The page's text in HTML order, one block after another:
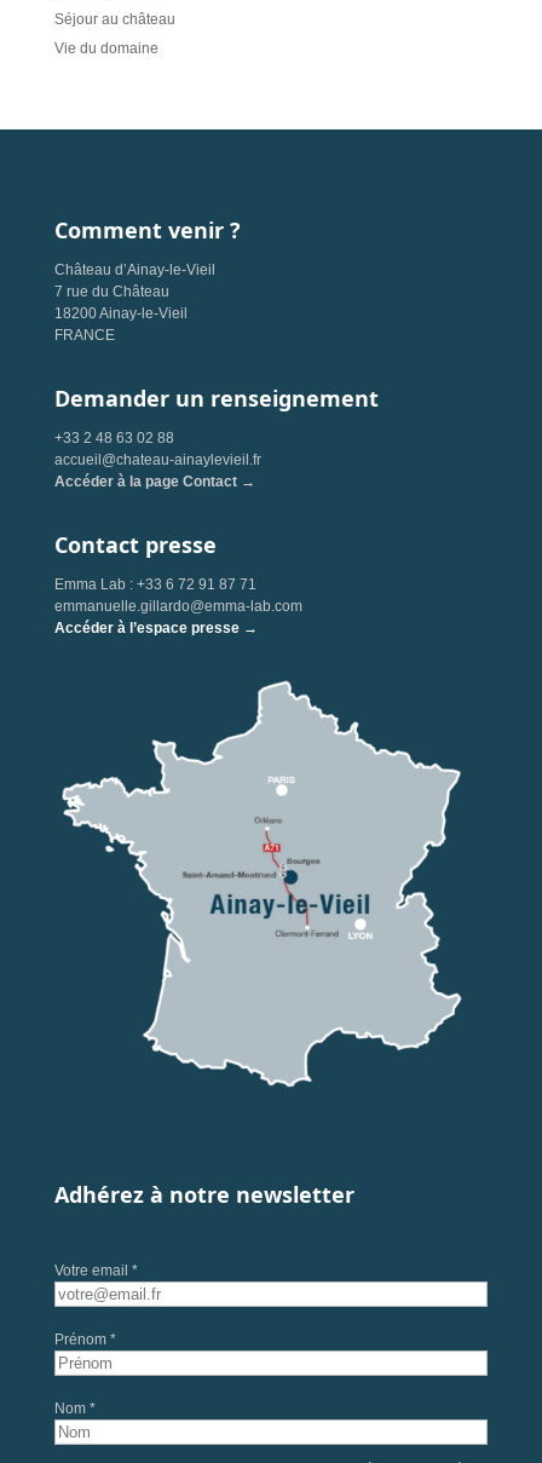
Séjour au château
Vie du domaine
Comment venir ?
Château d’Ainay-le-Vieil
7 rue du Château
18200 Ainay-le-Vieil
FRANCE
Demander un renseignement
+33 2 48 63 02 88
accueil@chateau-ainaylevieil.fr
Accéder à la page Contact →
Contact presse
Emma Lab : +33 6 72 91 87 71
emmanuelle.gillardo@emma-lab.com
Accéder à l’espace presse →
Adhérez à notre newsletter
Votre email *
Prénom *
Nom *